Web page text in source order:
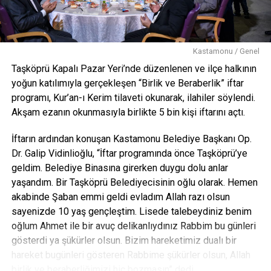
Kastamonu / Genel
Taşköprü Kapalı Pazar Yeri’nde düzenlenen ve ilçe halkının
yoğun katılımıyla gerçekleşen “Birlik ve Beraberlik” iftar
programı, Kur’an-ı Kerim tilaveti okunarak, ilahiler söylendi.
Akşam ezanın okunmasıyla birlikte 5 bin kişi iftarını açtı.
İftarın ardından konuşan Kastamonu Belediye Başkanı Op.
Dr. Galip Vidinlioğlu, “İftar programında önce Taşköprü’ye
geldim. Belediye Binasına girerken duygu dolu anlar
yaşandım. Bir Taşköprü Belediyecisinin oğlu olarak. Hemen
akabinde Şaban emmi geldi evladım Allah razı olsun
sayenizde 10 yaş gençleştim. Lisede talebeydiniz benim
oğlum Ahmet ile bir avuç delikanlıydınız Rabbim bu günleri
gösterdi ya şükürler olsun. Bizim hareketimiz dualı bir
hareket bugünleri gösteren Rabbime şükürler olsun, Allah